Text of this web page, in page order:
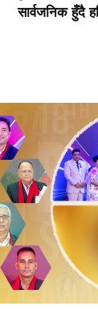
मुन्दडाको घर र